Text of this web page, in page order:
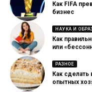
Как FIFA
бизнес
НАУКА И
Как
или
РАЗНОЕ
Как
опытных